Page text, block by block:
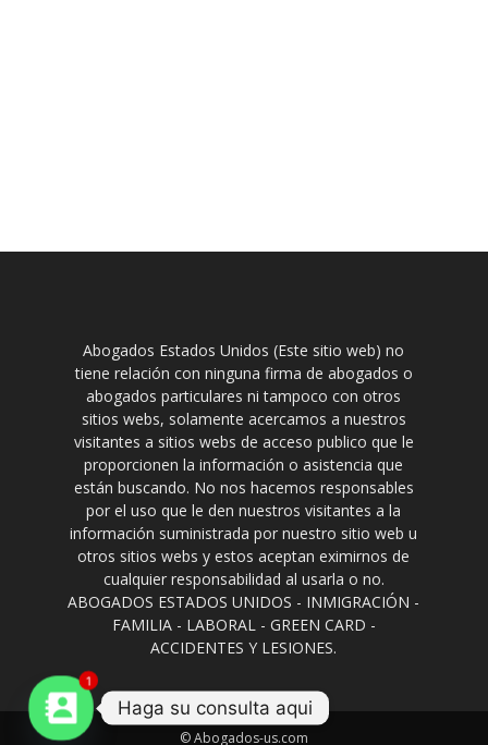
Abogados Estados Unidos (Este sitio web) no
tiene relación con ninguna firma de abogados o
abogados particulares ni tampoco con otros
sitios webs, solamente acercamos a nuestros
visitantes a sitios webs de acceso publico que le
proporcionen la información o asistencia que
están buscando. No nos hacemos responsables
por el uso que le den nuestros visitantes a la
información suministrada por nuestro sitio web u
otros sitios webs y estos aceptan eximirnos de
cualquier responsabilidad al usarla o no.
ABOGADOS ESTADOS UNIDOS - INMIGRACIÓN -
FAMILIA - LABORAL - GREEN CARD -
ACCIDENTES Y LESIONES.
© Abogados-us.com
1
Haga su consulta aqui